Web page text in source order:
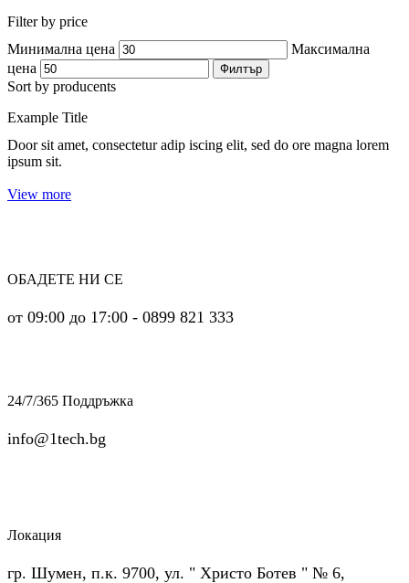
Filter by price
Минимална цена
Максимална
цена
Филтър
Sort by producents
Example Title
Door sit amet, consectetur adip iscing elit, sed do ore magna lorem
ipsum sit.
View more
ОБАДЕТЕ НИ СЕ
от 09:00 до 17:00 - 0899 821 333
24/7/365 Поддръжка
info@1tech.bg
Локация
гр. Шумен, п.к. 9700, ул. " Христо Ботев " № 6,